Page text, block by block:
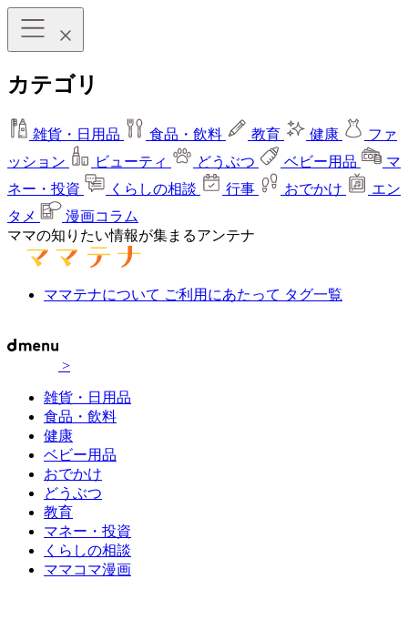
カテゴリ
雑貨・日用品 食品・飲料 教育 健康
ファ
ッション
ビューティ どうぶつ ベビー用品
マ
ネー・投資
くらしの相談 行事 おでかけ
エン
タメ
漫画コラム
ママの知りたい情報が集まるアンテナ
ママテナについて ご利用にあたって タグ一覧
>
雑貨・日用品
食品・飲料
健康
ベビー用品
おでかけ
どうぶつ
教育
マネー・投資
くらしの相談
ママコマ漫画